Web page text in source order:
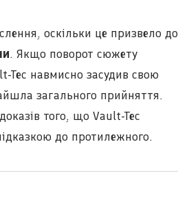
оскільки це призвело до
. Якщо поворот сюжету
Tec навмисно засудив свою
загального прийняття.
того, що Vault-Tec
до протилежного.